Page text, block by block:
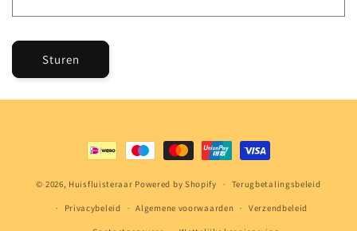
l
Sturen
Betaalmethoden
© 2026, Huisfluisteraar Powered by Shopify Terugbetalingsbeleid
Privacybeleid Algemene voorwaarden Verzendbeleid